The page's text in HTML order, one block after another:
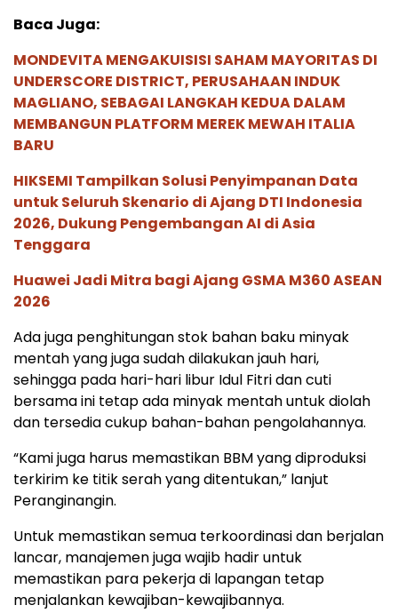
Baca Juga:
MONDEVITA MENGAKUISISI SAHAM MAYORITAS DI
UNDERSCORE DISTRICT, PERUSAHAAN INDUK
MAGLIANO, SEBAGAI LANGKAH KEDUA DALAM
MEMBANGUN PLATFORM MEREK MEWAH ITALIA
BARU
HIKSEMI Tampilkan Solusi Penyimpanan Data
untuk Seluruh Skenario di Ajang DTI Indonesia
2026, Dukung Pengembangan AI di Asia
Tenggara
Huawei Jadi Mitra bagi Ajang GSMA M360 ASEAN
2026
Ada juga penghitungan stok bahan baku minyak
mentah yang juga sudah dilakukan jauh hari,
sehingga pada hari-hari libur Idul Fitri dan cuti
bersama ini tetap ada minyak mentah untuk diolah
dan tersedia cukup bahan-bahan pengolahannya.
“Kami juga harus memastikan BBM yang diproduksi
terkirim ke titik serah yang ditentukan,” lanjut
Peranginangin.
Untuk memastikan semua terkoordinasi dan berjalan
lancar, manajemen juga wajib hadir untuk
memastikan para pekerja di lapangan tetap
menjalankan kewajiban-kewajibannya.